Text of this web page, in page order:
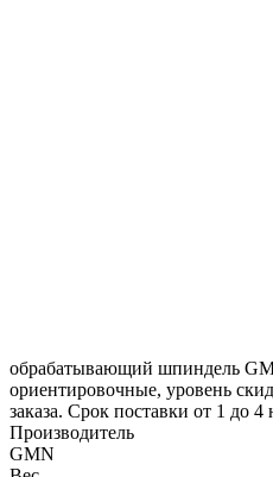
обрабатывающий шпиндель
ориентировочные, уровень
заказа. Срок поставки от 1 до 4
Производитель
GMN